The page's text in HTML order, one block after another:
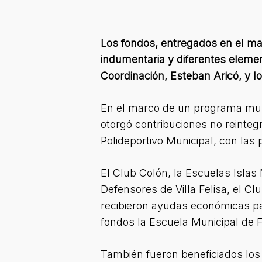
Los fondos, entregados en el
indumentaria y diferentes
Coordinación, Esteban Aricó, y
En el marco de un programa
otorgó contribuciones no
Polideportivo Municipal, con las
El Club Colón, la Escuelas Islas
Defensores de Villa Felisa, el
recibieron ayudas económicas
fondos la Escuela Municipal de
También fueron beneficiados